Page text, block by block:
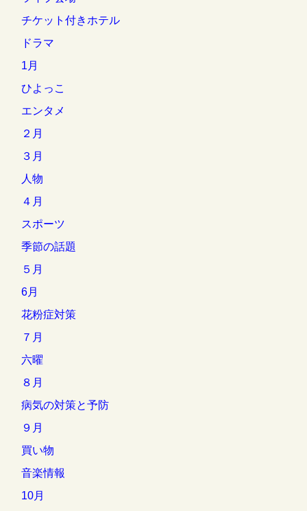
チケット付きホテル
ドラマ
1月
ひよっこ
エンタメ
２月
３月
人物
４月
スポーツ
季節の話題
５月
6月
花粉症対策
７月
六曜
８月
病気の対策と予防
９月
買い物
音楽情報
10月